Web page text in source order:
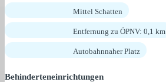
Mittel Schatten
Entfernung zu ÖPNV: 0,1 km
Autobahnnaher Platz
Behinderteneinrichtungen